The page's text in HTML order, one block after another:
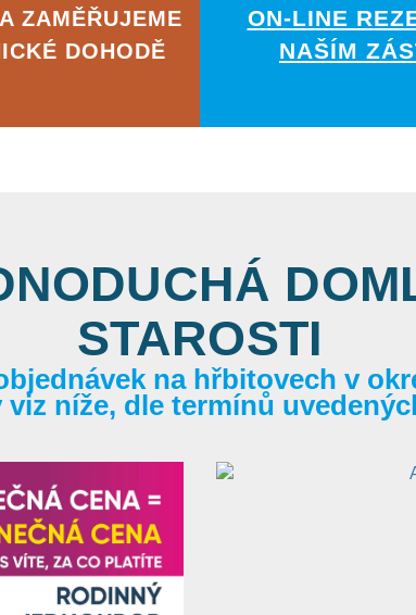
ZAMĚŘUJEME
DOHODĚ
ON-LINE
NAŠÍM
STAROSTI
na hřbitovech v
viz níže, dle termínů